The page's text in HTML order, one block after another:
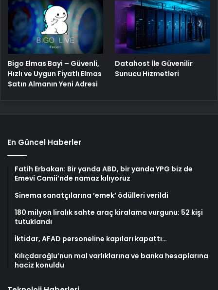
Bigo Elmas Bayi – Güvenli,
Hızlı ve Uygun Fiyatlı Elmas
Satın Almanın Yeni Adresi
Datahost İle Güvenilir
Sunucu Hizmetleri
En Güncel Haberler
Fatih Erbakan: Bir yanda ABD, bir yanda YPG biz de
Emevi Camii’nde namaz kılıyoruz
Sinema sanatçılarına ’emek’ ödülleri verildi
180 milyon liralık sahte araç kiralama vurgunu: 52 kişi
tutuklandı
İktidar, AFAD personeline kapıları kapattı…
Kılıçdaroğlu’nun mal varlıklarına ve banka hesaplarına
haciz konuldu